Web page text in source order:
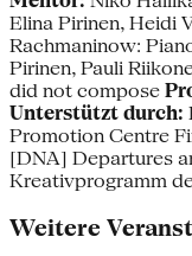
Elina Pirinen, Heidi
Rachmaninow:
Pirinen, Pauli
did not compose
Unterstützt durch:
Promotion Centre
[DNA] Departures
Kreativprogramm
Weitere